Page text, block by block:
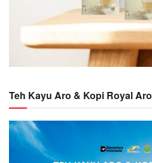
Teh Kayu Aro & Kopi Royal Aro